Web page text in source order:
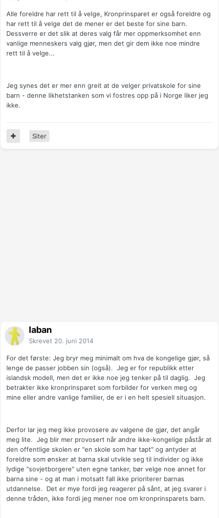
Alle foreldre har rett til å velge, Kronprinsparet er også foreldre og
har rett til å velge det de mener er det beste for sine barn.
Dessverre er det slik at deres valg får mer oppmerksomhet enn
vanlige menneskers valg gjør, men det gir dem ikke noe mindre
rett til å velge...
Jeg synes det er mer enn greit at de velger privatskole for sine
barn - denne likhetstanken som vi fostres opp på i Norge liker jeg
ikke.
Siter
laban
Skrevet 20. juni 2014
For det første: Jeg bryr meg minimalt om hva de kongelige gjør, så
lenge de passer jobben sin (også). Jeg er for republikk etter
islandsk modell, men det er ikke noe jeg tenker på til daglig. Jeg
betrakter ikke kronprinsparet som forbilder for verken meg og
mine eller andre vanlige familier, de er i en helt spesiell situasjon.
Derfor lar jeg meg ikke provosere av valgene de gjør, det angår
meg lite. Jeg blir mer provosert når andre ikke-kongelige påstår at
den offentlige skolen er "en skole som har tapt" og antyder at
foreldre som ønsker at barna skal utvikle seg til individer og ikke
lydige "sovjetborgere" uten egne tanker, bør velge noe annet for
barna sine - og at man i motsatt fall ikke prioriterer barnas
utdannelse. Det er mye fordi jeg reagerer på sånt, at jeg svarer i
denne tråden, ikke fordi jeg mener noe om kronprinsparets barn.